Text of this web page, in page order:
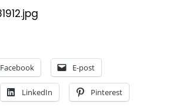
Facebook E-post
LinkedIn Pinterest